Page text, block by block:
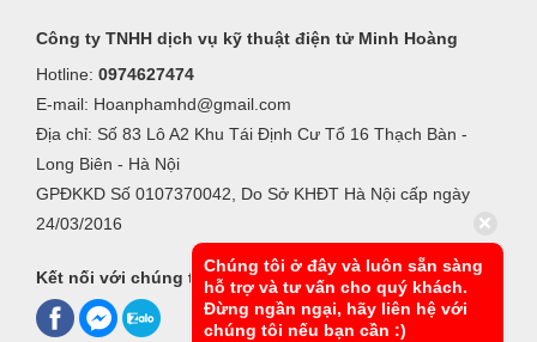
Công ty TNHH dịch vụ kỹ thuật điện tử Minh Hoàng
Hotline: 0974627474
E-mail: Hoanphamhd@gmail.com
Địa chỉ: Số 83 Lô A2 Khu Tái Định Cư Tổ 16 Thạch Bàn -
Long Biên - Hà Nội
GPĐKKD Số 0107370042, Do Sở KHĐT Hà Nội cấp ngày
24/03/2016
Kết nối với chúng tôi
Chúng tôi ở đây và luôn sẵn sàng
hỗ trợ và tư vấn cho quý khách.
Đừng ngần ngại, hãy liên hệ với
chúng tôi nếu bạn cần :)